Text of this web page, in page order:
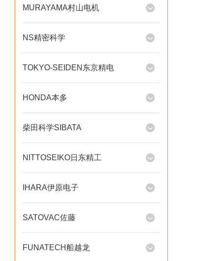
MURAYAMA村山电机
NS精密科学
TOKYO-SEIDEN东京精电
HONDA本多
柴田科学SIBATA
NITTOSEIKO日东精工
IHARA伊原电子
SATOVAC佐藤
FUNATECH船越龙